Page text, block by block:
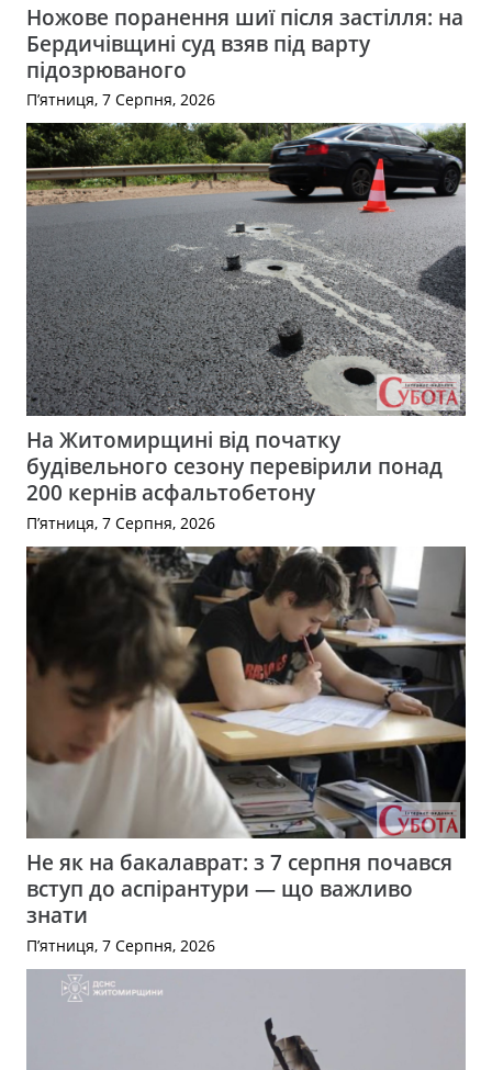
Ножове поранення шиї після застілля: на
Бердичівщині суд взяв під варту
підозрюваного
П’ятниця, 7 Серпня, 2026
На Житомирщині від початку
будівельного сезону перевірили понад
200 кернів асфальтобетону
П’ятниця, 7 Серпня, 2026
Не як на бакалаврат: з 7 серпня почався
вступ до аспірантури — що важливо
знати
П’ятниця, 7 Серпня, 2026